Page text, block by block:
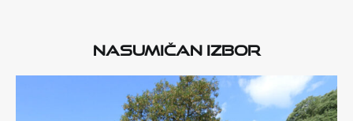
Nasumičan izbor